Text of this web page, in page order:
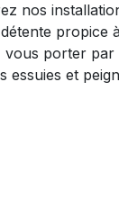
nos
propice
porter
essuies et